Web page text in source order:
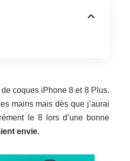
coques iPhone 8 et 8 Plus.
mains mais dès que j’aurai
le 8 lors d’une bonne
envie.